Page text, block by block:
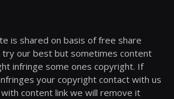
is shared on basis of free share
try our best but sometimes content
infringe some ones copyright. If
your copyright contact with us
content link we will remove it